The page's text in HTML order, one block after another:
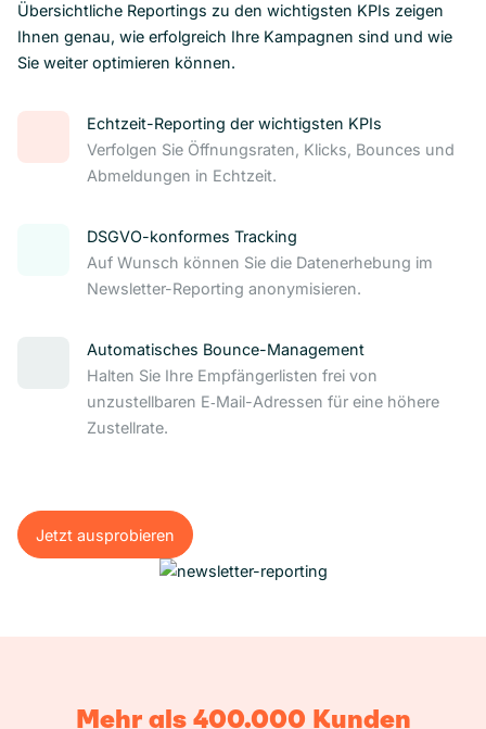
Übersichtliche Reportings zu den wichtigsten KPIs zeigen
Ihnen genau, wie erfolgreich Ihre Kampagnen sind und wie
Sie weiter optimieren können.
Echtzeit-Reporting der wichtigsten KPIs
Verfolgen Sie Öffnungsraten, Klicks, Bounces und
Abmeldungen in Echtzeit.
DSGVO-konformes Tracking
Auf Wunsch können Sie die Datenerhebung im
Newsletter-Reporting anonymisieren.
Automatisches Bounce-Management
Halten Sie Ihre Empfängerlisten frei von
unzustellbaren E‑Mail-Adressen für eine höhere
Zustellrate.
Jetzt ausprobieren
Jetzt ausprobieren
Mehr als 400.000 Kunden